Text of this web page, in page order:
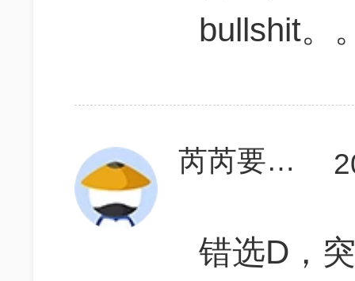
bullshit。
芮芮要考高分
错选D，